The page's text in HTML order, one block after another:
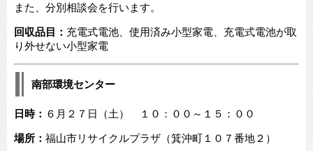
また、分別相談会を行います。​​
回収品目： 充電式電池、使用済み小型家電、充電式電池が取
り外せない小型家電​​
南部環境センター
日時： ６月２７日（土） １０：００～１５：００
場所： 福山市リサイクルプラザ（箕沖町１０７番地２）